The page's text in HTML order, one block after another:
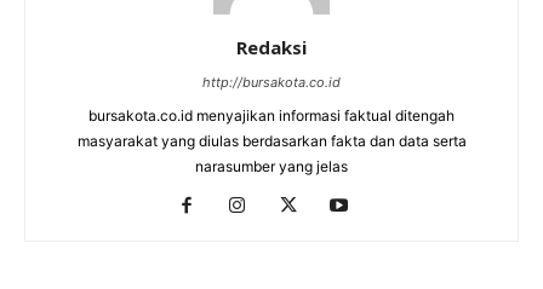
Redaksi
http://bursakota.co.id
bursakota.co.id menyajikan informasi faktual ditengah
masyarakat yang diulas berdasarkan fakta dan data serta
narasumber yang jelas